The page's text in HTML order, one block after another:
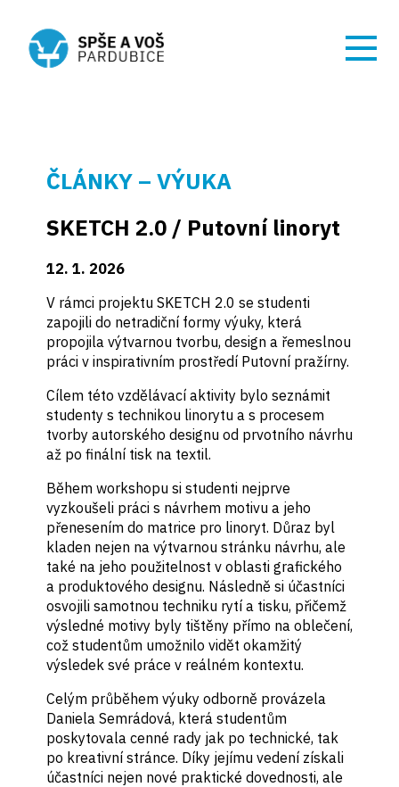
ČLÁNKY – VÝUKA
SKETCH 2.0 / Putovní linoryt
12. 1. 2026
V rámci projektu SKETCH 2.0 se studenti
zapojili do netradiční formy výuky, která
propojila výtvarnou tvorbu, design a řemeslnou
práci v inspirativním prostředí Putovní pražírny.
Cílem této vzdělávací aktivity bylo seznámit
studenty s technikou linorytu a s procesem
tvorby autorského designu od prvotního návrhu
až po finální tisk na textil.
Během workshopu si studenti nejprve
vyzkoušeli práci s návrhem motivu a jeho
přenesením do matrice pro linoryt. Důraz byl
kladen nejen na výtvarnou stránku návrhu, ale
také na jeho použitelnost v oblasti grafického
a produktového designu. Následně si účastníci
osvojili samotnou techniku rytí a tisku, přičemž
výsledné motivy byly tištěny přímo na oblečení,
což studentům umožnilo vidět okamžitý
výsledek své práce v reálném kontextu.
Celým průběhem výuky odborně provázela
Daniela Semrádová, která studentům
poskytovala cenné rady jak po technické, tak
po kreativní stránce. Díky jejímu vedení získali
účastníci nejen nové praktické dovednosti, ale